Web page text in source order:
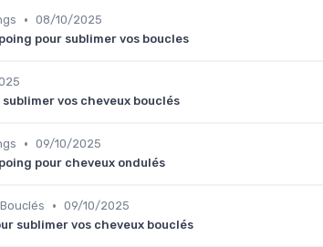
• 08/10/2025
pour sublimer vos boucles
vos cheveux bouclés
• 09/10/2025
pour cheveux ondulés
• 09/10/2025
sublimer vos cheveux bouclés